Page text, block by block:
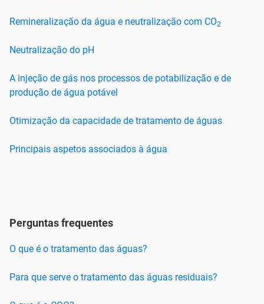
Remineralização da água e neutralização com CO2
Neutralização do pH
A injeção de gás nos processos de potabilização e de
produção de água potável
Otimização da capacidade de tratamento de águas
Principais aspetos associados à água
Perguntas frequentes
O que é o tratamento das águas?
Para que serve o tratamento das águas residuais?